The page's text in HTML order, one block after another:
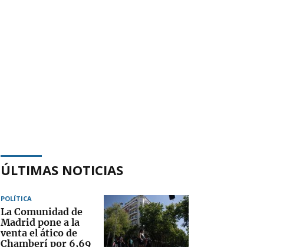
ÚLTIMAS NOTICIAS
POLÍTICA
La Comunidad de
Madrid pone a la
venta el ático de
Chamberí por 6,69